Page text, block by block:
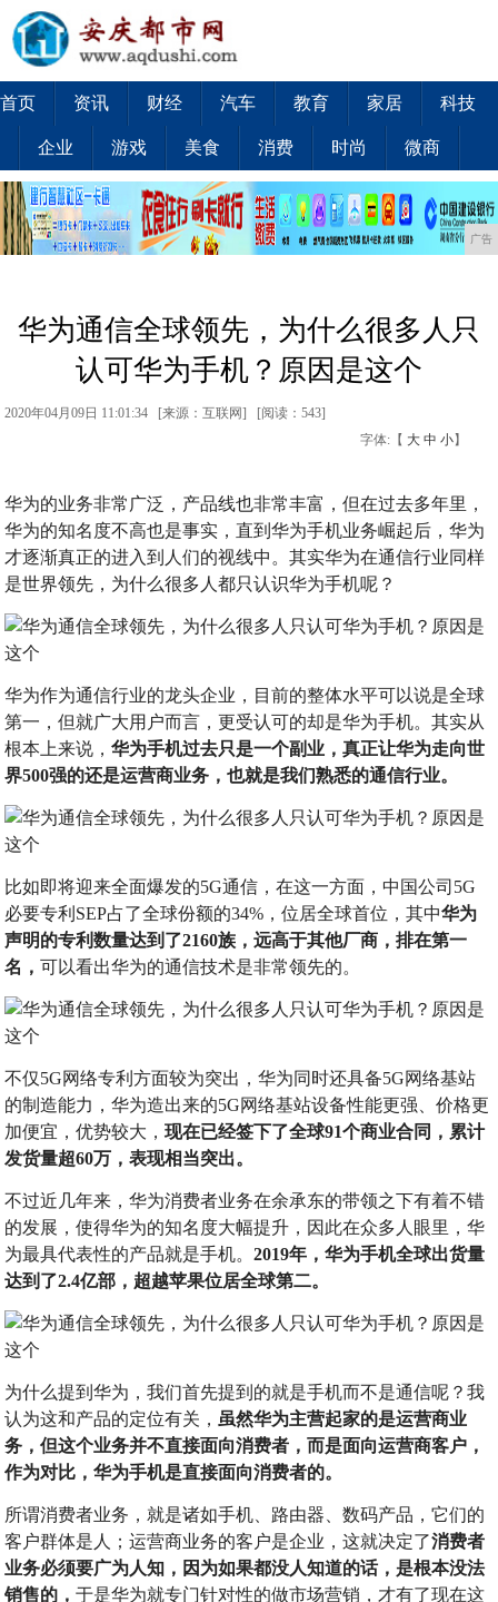
首页 资讯 财经 汽车 教育 家居 科技
企业 游戏 美食 消费 时尚 微商
广告
华为通信全球领先，为什么很多人只
认可华为手机？原因是这个
2020年04月09日 11:01:34 [来源：互联网] [阅读：543]
字体:【 大 中 小】
华为的业务非常广泛，产品线也非常丰富，但在过去多年里，
华为的知名度不高也是事实，直到华为手机业务崛起后，华为
才逐渐真正的进入到人们的视线中。其实华为在通信行业同样
是世界领先，为什么很多人都只认识华为手机呢？
华为作为通信行业的龙头企业，目前的整体水平可以说是全球
第一，但就广大用户而言，更受认可的却是华为手机。其实从
根本上来说，华为手机过去只是一个副业，真正让华为走向世
界500强的还是运营商业务，也就是我们熟悉的通信行业。
比如即将迎来全面爆发的5G通信，在这一方面，中国公司5G
必要专利SEP占了全球份额的34%，位居全球首位，其中华为
声明的专利数量达到了2160族，远高于其他厂商，排在第一
名，可以看出华为的通信技术是非常领先的。
不仅5G网络专利方面较为突出，华为同时还具备5G网络基站
的制造能力，华为造出来的5G网络基站设备性能更强、价格更
加便宜，优势较大，现在已经签下了全球91个商业合同，累计
发货量超60万，表现相当突出。
不过近几年来，华为消费者业务在余承东的带领之下有着不错
的发展，使得华为的知名度大幅提升，因此在众多人眼里，华
为最具代表性的产品就是手机。2019年，华为手机全球出货量
达到了2.4亿部，超越苹果位居全球第二。
为什么提到华为，我们首先提到的就是手机而不是通信呢？我
认为这和产品的定位有关， 虽然华为主营起家的是运营商业
务，但这个业务并不直接面向消费者，而是面向运营商客户，
作为对比，华为手机是直接面向消费者的。
所谓消费者业务，就是诸如手机、路由器、数码产品，它们的
客户群体是人；运营商业务的客户是企业，这就决定了消费者
业务必须要广为人知，因为如果都没人知道的话，是根本没法
销售的，于是华为就专门针对性的做市场营销，才有了现在这